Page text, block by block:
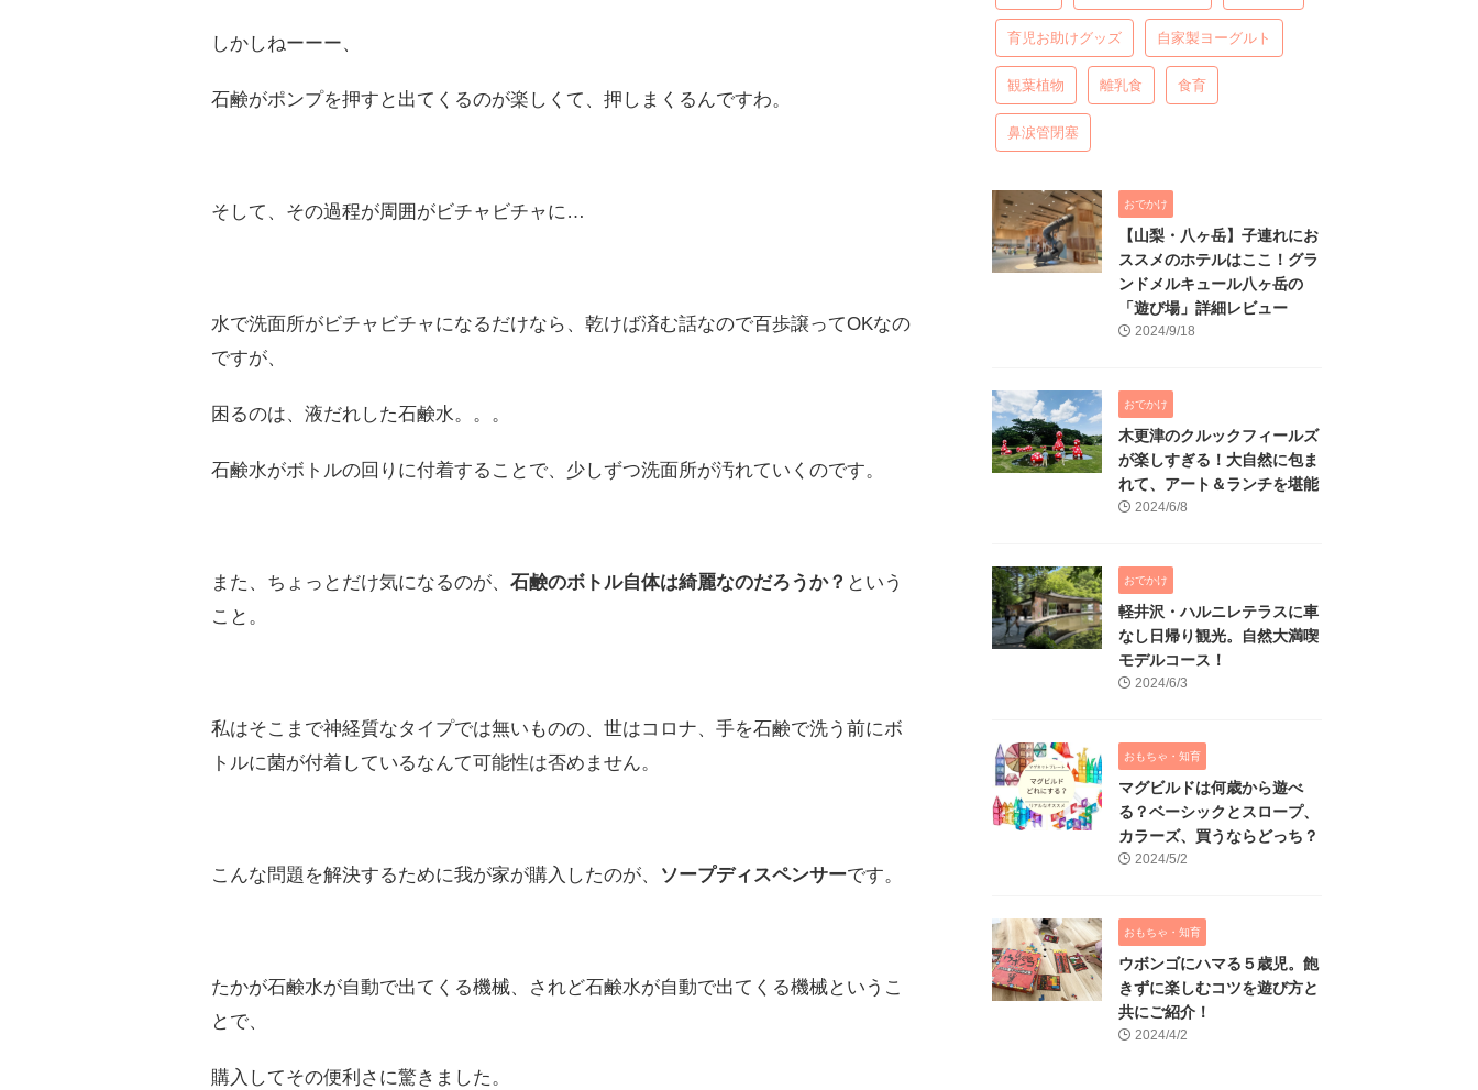
しかしねーーー、
石鹸がポンプを押すと出てくるのが楽しくて、押しまくるんですわ。
そして、その過程が周囲がビチャビチャに…
水で洗面所がビチャビチャになるだけなら、乾けば済む話なので百歩譲ってOKなの
ですが、
困るのは、液だれした石鹸水。。。
石鹸水がボトルの回りに付着することで、少しずつ洗面所が汚れていくのです。
また、ちょっとだけ気になるのが、 石鹸のボトル自体は綺麗なのだろうか？ という
こと。
私はそこまで神経質なタイプでは無いものの、世はコロナ、手を石鹸で洗う前にボ
トルに菌が付着しているなんて可能性は否めません。
こんな問題を解決するために我が家が購入したのが、 ソープディスペンサーです。
たかが石鹸水が自動で出てくる機械、されど石鹸水が自動で出てくる機械というこ
とで、
購入してその便利さに驚きました。
育児お助けグッズ 自家製ヨーグルト
観葉植物 離乳食 食育
鼻涙管閉塞
おでかけ
【山梨・八ヶ岳】子連れにお
ススメのホテルはここ！グラ
ンドメルキュール八ヶ岳の
「遊び場」詳細レビュー
2024/9/18
おでかけ
木更津のクルックフィールズ
が楽しすぎる！大自然に包ま
れて、アート＆ランチを堪能
2024/6/8
おでかけ
軽井沢・ハルニレテラスに車
なし日帰り観光。自然大満喫
モデルコース！
2024/6/3
おもちゃ・知育
マグビルドは何歳から遊べ
る？ベーシックとスロープ、
カラーズ、買うならどっち？
2024/5/2
おもちゃ・知育
ウボンゴにハマる５歳児。飽
きずに楽しむコツを遊び方と
共にご紹介！
2024/4/2